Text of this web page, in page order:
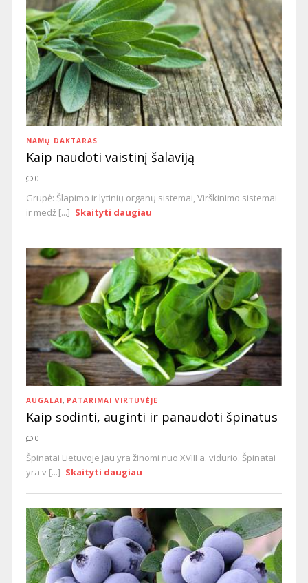
NAMŲ DAKTARAS
Kaip naudoti vaistinį šalaviją
0
Grupė: Šlapimo ir lytinių organų sistemai, Virškinimo sistemai
ir medž [...] Skaityti daugiau
AUGALAI, PATARIMAI VIRTUVĖJE
Kaip sodinti, auginti ir panaudoti špinatus
0
Špinatai Lietuvoje jau yra žinomi nuo XVIII a. vidurio. Špinatai
yra v [...] Skaityti daugiau